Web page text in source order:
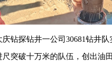
庆钻探钻井一公司30681钻井
突破十万米的队伍，创出油